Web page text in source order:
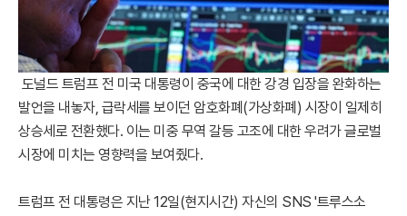
도널드 트럼프 전 미국 대통령이 중국에 대한 강경 입장을 완화하는
발언을 내놓자, 급락세를 보이던 암호화폐(가상화폐) 시장이 일제히
상승세로 전환했다. 이는 미중 무역 갈등 고조에 대한 우려가 글로벌
시장에 미치는 영향력을 보여줬다.
트럼프 전 대통령은 지난 12일(현지시간) 자신의 SNS '트루스소